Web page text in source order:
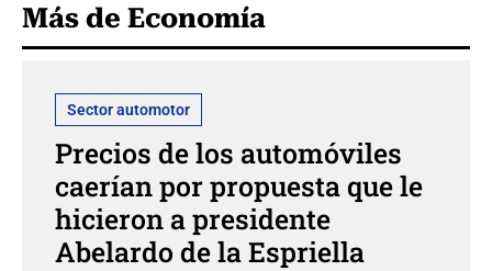
Más de Economía
Sector automotor
Precios de los automóviles
caerían por propuesta que le
hicieron a presidente
Abelardo de la Espriella